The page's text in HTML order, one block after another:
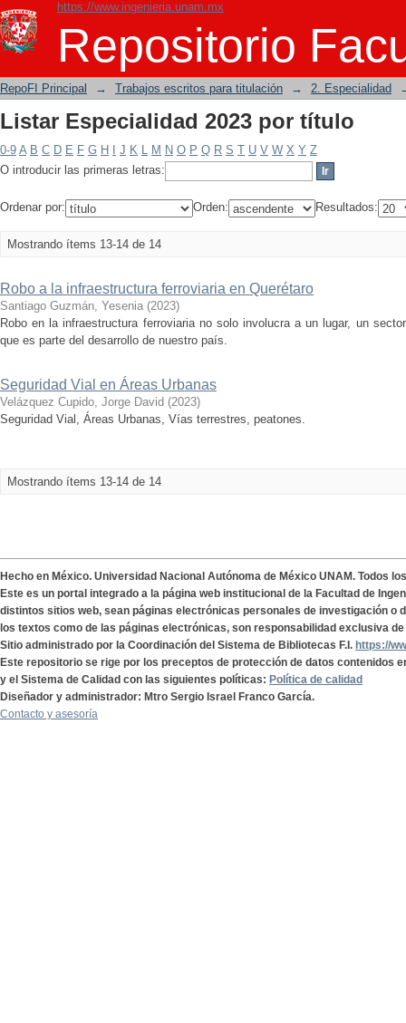
https://www.ingenieria.unam.mx
Repositorio
Listar Especialidad 2023 por título
RepoFI Principal → Trabajos escritos para titulación → 2. Especialidad
Listar Especialidad 2023 por título
0-9 A B C D E F G H J K L M N O P Q R S T U V W X Y Z
O introducir las primeras letras:
Ordenar por: Orden: Resultados:
Mostrando ítems 13-14 de 14
Robo a la infraestructura ferroviaria en Querétaro
Santiago Guzmán, Yesenia (2023)
Robo en la infraestructura ferroviaria no solo involucra a un lugar, un
que es parte del desarrollo de nuestro país.
Seguridad Vial en Áreas Urbanas
Velázquez Cupido, Jorge David (2023)
Seguridad Vial, Áreas Urbanas, Vías terrestres, peatones.
Mostrando ítems 13-14 de 14
Hecho en México. Universidad Nacional Autónoma de México UNAM. Todos
Este es un portal integrado a la página web institucional de la Facultad de
distintos sitios web, sean páginas electrónicas personales de investigación o
los textos como de las páginas electrónicas, son responsabilidad exclusiva
Sitio administrado por la Coordinación del Sistema de Bibliotecas F.I. https://
Este repositorio se rige por los preceptos de protección de datos contenidos
y el Sistema de Calidad con las siguientes políticas: Política de calidad
Diseñador y administrador: Mtro Sergio Israel Franco García.
Contacto y asesoría